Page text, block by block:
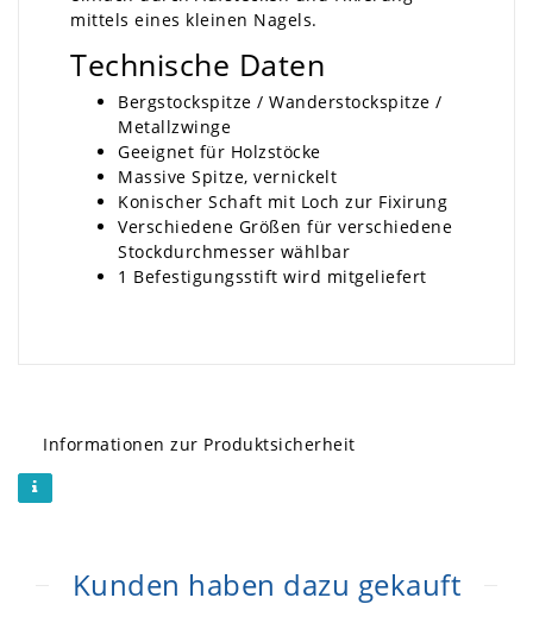
mittels eines kleinen Nagels.
Technische Daten
Bergstockspitze / Wanderstockspitze /
Metallzwinge
Geeignet für Holzstöcke
Massive Spitze, vernickelt
Konischer Schaft mit Loch zur Fixirung
Verschiedene Größen für verschiedene
Stockdurchmesser wählbar
1 Befestigungsstift wird mitgeliefert
Informationen zur Produktsicherheit
Kunden haben dazu gekauft